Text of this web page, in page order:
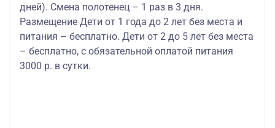
дней). Смена полотенец – 1 раз в 3 дня.
Размещение Дети от 1 года до 2 лет без места и
питания – бесплатно. Дети от 2 до 5 лет без места
– бесплатно, с обязательной оплатой питания
3000 р. в сутки.